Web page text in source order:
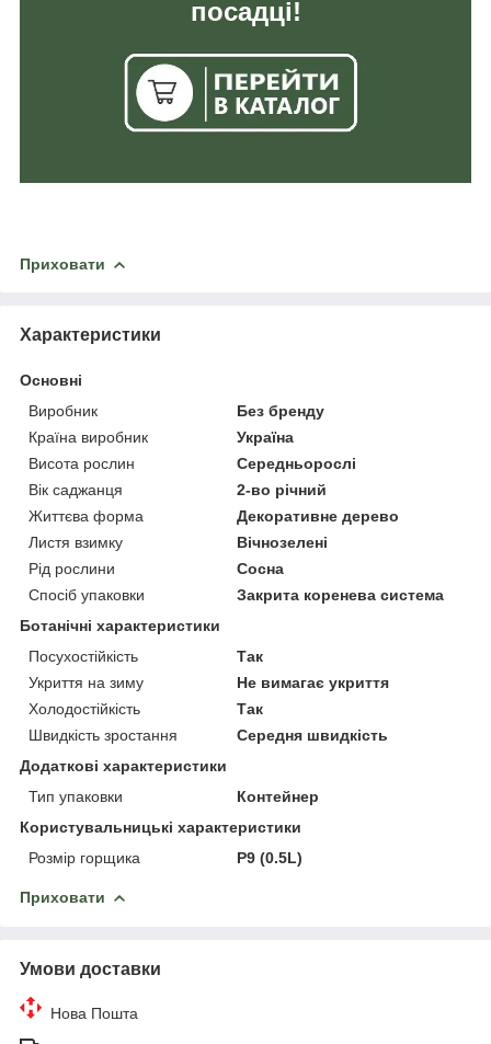
посадці!
Приховати
Характеристики
Основні
Виробник
Без бренду
Країна виробник
Україна
Висота рослин
Середньорослі
Вік саджанця
2-во річний
Життєва форма
Декоративне дерево
Листя взимку
Вічнозелені
Рід рослини
Сосна
Спосіб упаковки
Закрита коренева система
Ботанічні характеристики
Посухостійкість
Так
Укриття на зиму
Не вимагає укриття
Холодостійкість
Так
Швидкість зростання
Середня швидкість
Додаткові характеристики
Тип упаковки
Контейнер
Користувальницькі характеристики
Розмір горщика
P9 (0.5L)
Приховати
Умови доставки
Нова Пошта